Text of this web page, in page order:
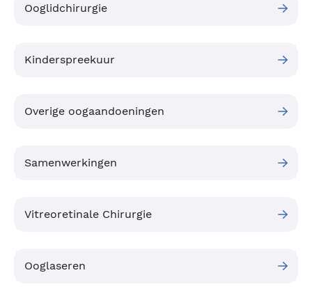
Ooglidchirurgie
Kinderspreekuur
Overige oogaandoeningen
Samenwerkingen
Vitreoretinale Chirurgie
Ooglaseren